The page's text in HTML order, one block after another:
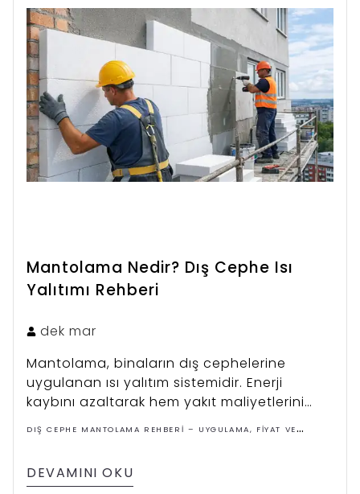
Mantolama Nedir? Dış Cephe Isı
Yalıtımı Rehberi
dek mar
Mantolama, binaların dış cephelerine
uygulanan ısı yalıtım sistemidir. Enerji
kaybını azaltarak hem yakıt maliyetlerini
düşürür hem de yapıların daha konforlu ve
dayanıklı olmasını sağlar.
DIŞ CEPHE MANTOLAMA REHBERI – UYGULAMA, FIYAT VE
DEVAMINI OKU